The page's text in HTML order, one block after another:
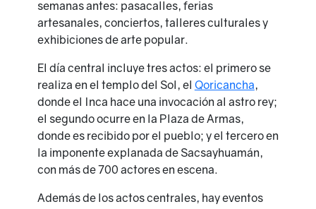
semanas antes: pasacalles, ferias
artesanales, conciertos, talleres culturales y
exhibiciones de arte popular.
El día central incluye tres actos: el primero se
realiza en el templo del Sol, el Qoricancha,
donde el Inca hace una invocación al astro rey;
el segundo ocurre en la Plaza de Armas,
donde es recibido por el pueblo; y el tercero en
la imponente explanada de Sacsayhuamán,
con más de 700 actores en escena.
Además de los actos centrales, hay eventos